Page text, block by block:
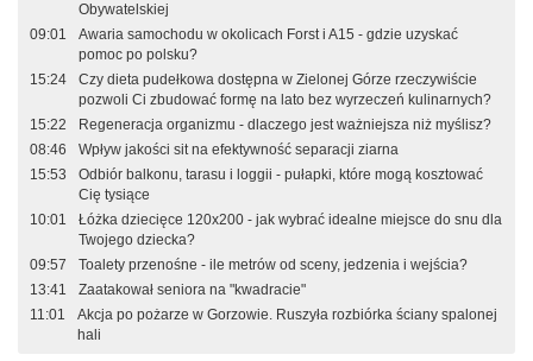
Obywatelskiej
09:01
Awaria samochodu w okolicach Forst i A15 - gdzie uzyskać
pomoc po polsku?
15:24
Czy dieta pudełkowa dostępna w Zielonej Górze rzeczywiście
pozwoli Ci zbudować formę na lato bez wyrzeczeń kulinarnych?
15:22
Regeneracja organizmu - dlaczego jest ważniejsza niż myślisz?
08:46
Wpływ jakości sit na efektywność separacji ziarna
15:53
Odbiór balkonu, tarasu i loggii - pułapki, które mogą kosztować
Cię tysiące
10:01
Łóżka dziecięce 120x200 - jak wybrać idealne miejsce do snu dla
Twojego dziecka?
09:57
Toalety przenośne - ile metrów od sceny, jedzenia i wejścia?
13:41
Zaatakował seniora na "kwadracie"
11:01
Akcja po pożarze w Gorzowie. Ruszyła rozbiórka ściany spalonej
hali